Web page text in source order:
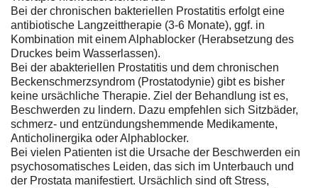
Bei der chronischen bakteriellen Prostatitis erfolgt eine
antibiotische Langzeittherapie (3-6 Monate), ggf. in
Kombination mit einem Alphablocker (Herabsetzung des
Druckes beim Wasserlassen).
Bei der abakteriellen Prostatitis und dem chronischen
Beckenschmerzsyndrom (Prostatodynie) gibt es bisher
keine ursächliche Therapie. Ziel der Behandlung ist es,
Beschwerden zu lindern. Dazu empfehlen sich Sitzbäder,
schmerz- und entzündungshemmende Medikamente,
Anticholinergika oder Alphablocker.
Bei vielen Patienten ist die Ursache der Beschwerden ein
psychosomatisches Leiden, das sich im Unterbauch und
der Prostata manifestiert. Ursächlich sind oft Stress,